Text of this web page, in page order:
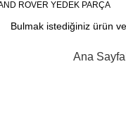
ROVER YEDEK PARÇA
Ana Sayfa